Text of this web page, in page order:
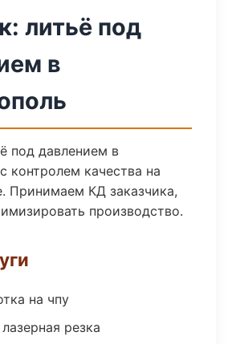
литьё под
в
под давлением в
контролем качества на
Принимаем КД заказчика,
производство.
на чпу
резка